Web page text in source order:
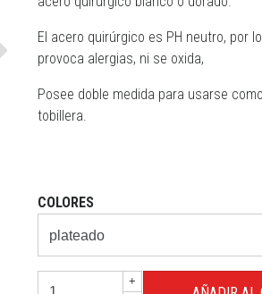
El acero quirúrgico es PH neutro, por
provoca alergias, ni se oxida,
Posee doble medida para usarse
tobillera.
COLORES
+